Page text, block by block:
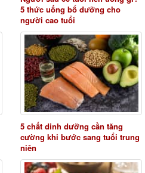
5 thức uống bổ dưỡng cho
người cao tuổi
5 chất dinh dưỡng cần tăng
cường khi bước sang tuổi trung
niên